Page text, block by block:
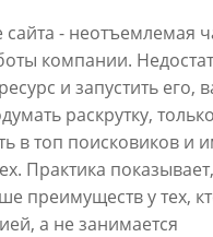
- неотъемлемая
компании.
и запустить его,
раскрутку,
в топ поисковиков и
Практика
преимуществ у тех,
а не занимается